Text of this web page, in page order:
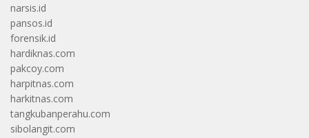
narsis.id
pansos.id
forensik.id
hardiknas.com
pakcoy.com
harpitnas.com
harkitnas.com
tangkubanperahu.com
sibolangit.com